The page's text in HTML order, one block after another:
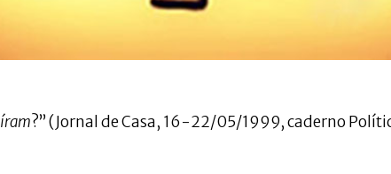
?” (Jornal de Casa, 16-22/05/1999, caderno